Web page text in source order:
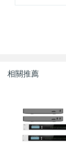
相關推薦